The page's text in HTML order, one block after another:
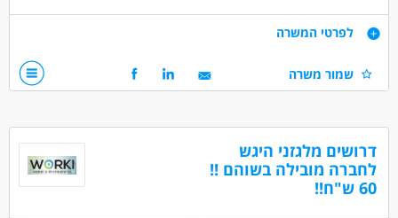
א-ה 0800-17:00
שכר 65 ש"ח! לשעה+ארוחות +קרן השתלמות!+מתנות בחגים וימי
ממוצע שכר 14500 ש"ח!
דרישות
-ניסיון קודם חובה
מחסנים ולוגיסטיקה - מחסנאות ואחסון
מחסנים ולוגיסטיקה - מנהל/ת לוגיסטיקה
לפרטי המשרה
שמור משרה
דרושים מלגזני היגש
לחברה מובילה בשוהם !!
60 ש"ח!!